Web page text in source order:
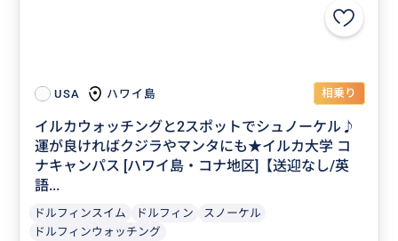
USA ハワイ島 相乗り
イルカウォッチングと2スポットでシュノーケル♪
運が良ければクジラやマンタにも★イルカ大学 コ
ナキャンパス [ハワイ島・コナ地区]【送迎なし/英
語...
ドルフィンスイム ドルフィン
スノーケル
ドルフィンウォッチング